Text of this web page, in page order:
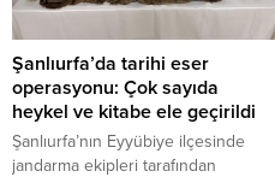
Şanlıurfa’da tarihi eser
operasyonu: Çok sayıda
heykel ve kitabe ele geçirildi
Şanlıurfa’nın Eyyübiye ilçesinde
jandarma ekipleri tarafından